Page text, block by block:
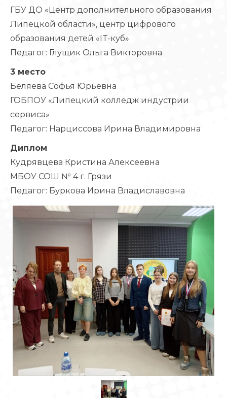
ГБУ ДО «Центр дополнительного образования
Липецкой области», центр цифрового
образования детей «IT-куб»
Педагог: Глущик Ольга Викторовна
3 место
Беляева Софья Юрьевна
ГОБПОУ «Липецкий колледж индустрии
сервиса»
Педагог: Нарциссова Ирина Владимировна
Диплом
Кудрявцева Кристина Алексеевна
МБОУ СОШ № 4 г. Грязи
Педагог: Буркова Ирина Владиславовна